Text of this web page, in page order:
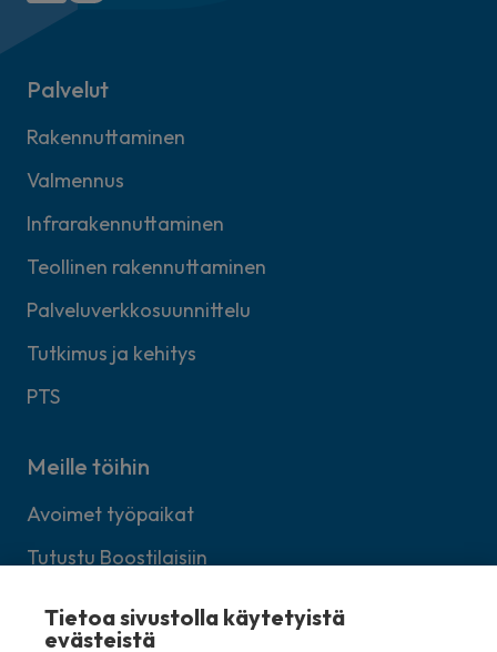
Palvelut
Rakennuttaminen
Valmennus
Infrarakennuttaminen
Teollinen rakennuttaminen
Palveluverkkosuunnittelu
Tutkimus ja kehitys
PTS
Meille töihin
Avoimet työpaikat
Tutustu Boostilaisiin
Tietoa sivustolla käytetyistä
evästeistä